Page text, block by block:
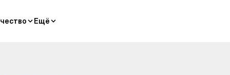
Ещё
Ещё